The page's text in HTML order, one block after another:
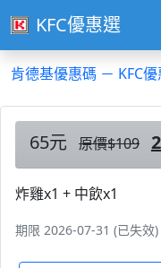
KFC優惠選
肯德基優惠碼 － KFC
65元 原價$109
炸雞x1 + 中飲x1
期限 2026-07-31 (已失效)